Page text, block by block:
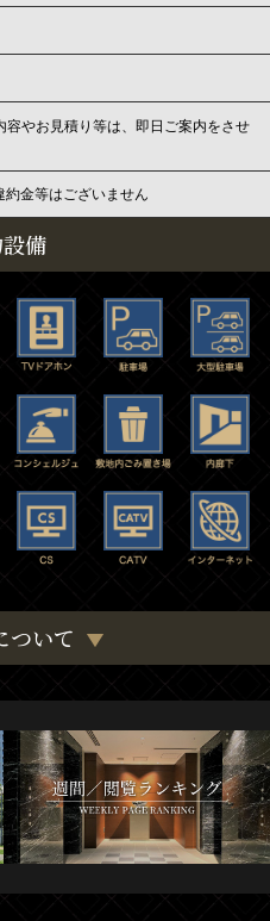
容やお見積り等は、即日ご案内をさせ
金等はございません
備
ついて